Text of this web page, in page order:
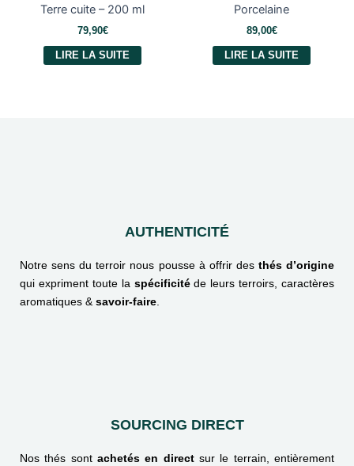
Terre cuite – 200 ml
79,90€
LIRE LA SUITE
Porcelaine
89,00€
LIRE LA SUITE
AUTHENTICITÉ
Notre sens du terroir nous pousse à offrir des thés d’origine
qui expriment toute la spécificitéde leurs terroirs, caractères
aromatiques &savoir-faire.
SOURCING DIRECT
Nos thés sont achetés en directsur le terrain, entièrement